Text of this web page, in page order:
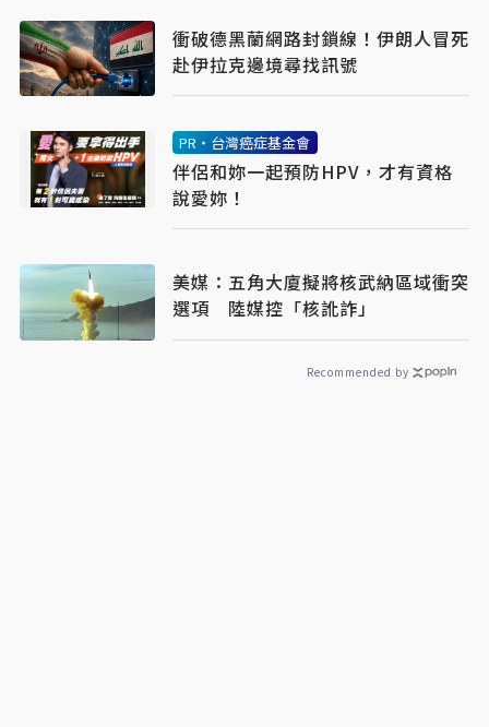
衝破德黑蘭網路封鎖線！伊朗人冒死
赴伊拉克邊境尋找訊號
PR・台灣癌症基金會
伴侶和妳一起預防HPV，才有資格
說愛妳！
美媒：五角大廈擬將核武納區域衝突
選項 陸媒控「核訛詐」
Recommended by